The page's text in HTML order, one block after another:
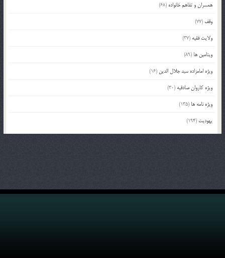
همسران و تفاهم خانواده (68)
وقف (77)
ولایت فقیه (37)
ویتامین ها (89)
ویژه امامزاده سید جلال الدین (16)
ویژه کاروان صادقیه (30)
ویژه نامه ها (135)
یهودیت (194)